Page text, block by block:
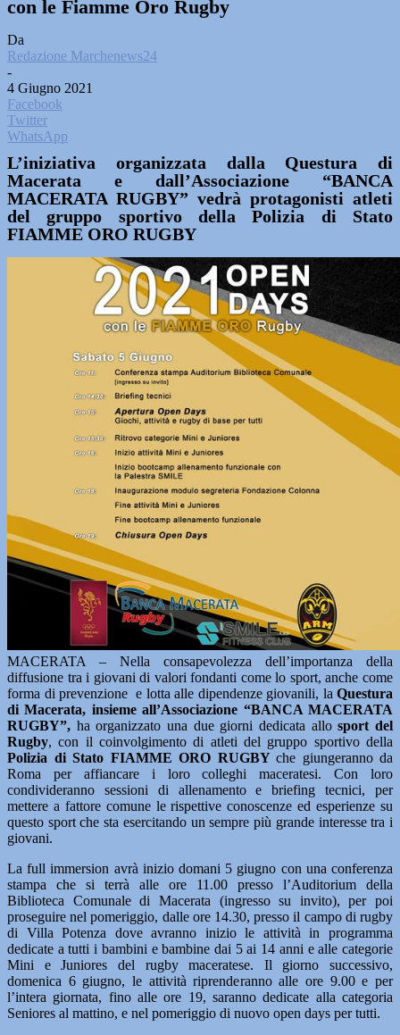
con le Fiamme Oro Rugby
Da
Redazione Marchenews24
-
4 Giugno 2021
Facebook
Twitter
WhatsApp
L’iniziativa organizzata dalla Questura di
Macerata e dall’Associazione “BANCA
MACERATA RUGBY” vedrà protagonisti atleti
del gruppo sportivo della Polizia di Stato
FIAMME ORO RUGBY
MACERATA – Nella consapevolezza dell’importanza della
diffusione tra i giovani di valori fondanti come lo sport, anche come
forma di prevenzione e lotta alle dipendenze giovanili, la Questura
di Macerata, insieme all’Associazione “BANCA MACERATA
RUGBY”, ha organizzato una due giorni dedicata allosport del
Rugby, con il coinvolgimento di atleti del gruppo sportivo della
Polizia di Stato FIAMME ORO RUGBY che giungeranno da
Roma per affiancare i loro colleghi maceratesi. Con loro
condivideranno sessioni di allenamento e briefing tecnici, per
mettere a fattore comune le rispettive conoscenze ed esperienze su
questo sport che sta esercitando un sempre più grande interesse tra i
giovani.
La full immersion avrà inizio domani 5 giugno con una conferenza
stampa che si terrà alle ore 11.00 presso l’Auditorium della
Biblioteca Comunale di Macerata (ingresso su invito), per poi
proseguire nel pomeriggio, dalle ore 14.30, presso il campo di rugby
di Villa Potenza dove avranno inizio le attività in programma
dedicate a tutti i bambini e bambine dai 5 ai 14 anni e alle categorie
Mini e Juniores del rugby maceratese. Il giorno successivo,
domenica 6 giugno, le attività riprenderanno alle ore 9.00 e per
l’intera giornata, fino alle ore 19, saranno dedicate alla categoria
Seniores al mattino, e nel pomeriggio di nuovo open days per tutti.